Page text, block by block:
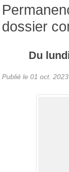
dossier
Du
Publié le 01 oct. 2023